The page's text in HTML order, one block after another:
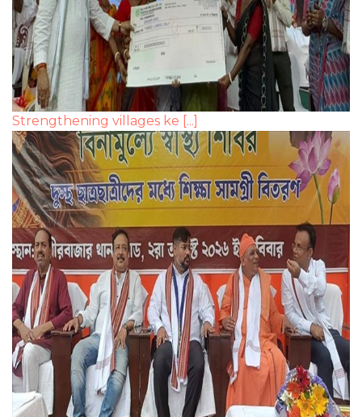
Strengthening villages ke [...]